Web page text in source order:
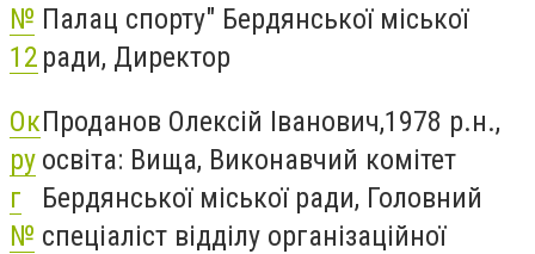
№
12
Палац спорту" Бердянської міської
ради, Директор
Ок
ру
г
№
Проданов Олексій Іванович,1978 р.н.,
освіта: Вища, Виконавчий комітет
Бердянської міської ради, Головний
спеціаліст відділу організаційної